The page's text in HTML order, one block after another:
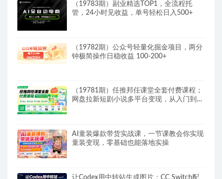
（19783期）副业精选TOP1，全流程托
管，24小时见收益，单号轻松日入500+
（19782期）公众号轻量化掘金项目，两分
钟极简操作日稳收益 100-200+
（19781期）任推邦任课堂全套付费课程；
网盘拉新短剧小说多平台变现，从入门到高
AI童装爆款带货实战课，一节课教会你实现
童装变现，零基础也能落地实操
让Codex用中转站生成图片：CC Switch配